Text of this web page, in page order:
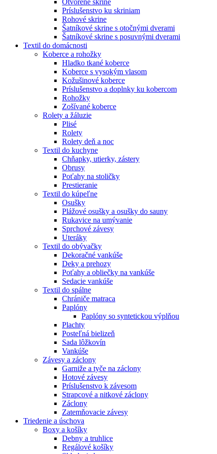
Príslušenstvo ku skriniam
Rohové skrine
Šatníkové skrine s otočnými dverami
Šatníkové skrine s posuvnými dverami
Textil do domácnosti
Koberce a rohožky
Hladko tkané koberce
Koberce s vysokým vlasom
Kožušinové koberce
Príslušenstvo a doplnky ku kobercom
Rohožky
Zošívané koberce
Rolety a žáluzie
Plisé
Rolety
Rolety deň a noc
Textil do kuchyne
Chňapky, utierky, zástery
Obrusy
Poťahy na stoličky
Prestieranie
Textil do kúpeľne
Osušky
Plážové osušky a osušky do sauny
Rukavice na umývanie
Sprchové závesy
Uteráky
Textil do obývačky
Dekoračné vankúše
Deky a prehozy
Poťahy a obliečky na vankúše
Sedacie vankúše
Textil do spálne
Chrániče matraca
Paplóny
Paplóny so syntetickou výplňou
Plachty
Posteľná bielizeň
Sada lôžkovín
Vankúše
Závesy a záclony
Garniže a tyče na záclony
Hotové závesy
Príslušenstvo k závesom
Strapcové a nitkové záclony
Záclony
Zatemňovacie závesy
Triedenie a úschova
Boxy a košíky
Debny a truhlice
Regálové košíky